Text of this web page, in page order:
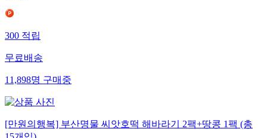
300적립
무료배송
11,898명구매중
[만원의행복] 부산명물 씨앗호떡 해바라기 2팩+땅콩 1팩 (총